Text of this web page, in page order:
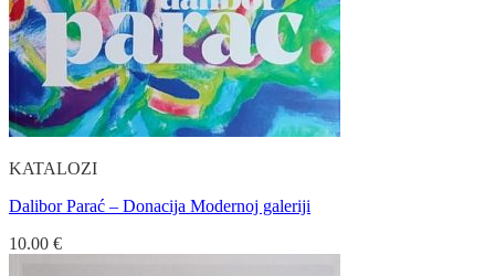
KATALOZI
Dalibor Parać – Donacija Modernoj galeriji
10.00 €